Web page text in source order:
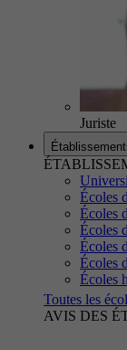
Juriste
Écoles
Écoles
Écoles
Écoles
Écoles
Écoles
Toutes les
AVIS DES